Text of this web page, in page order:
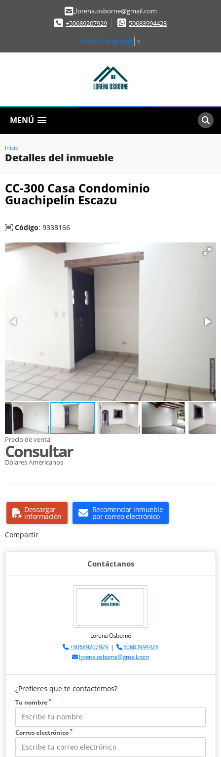
lorena.osborne@gmail.com
+50689207929
50683994428
Select Language ▼
MENÚ
Inicio
Detalles del inmueble
CC-300 Casa Condominio
Guachipelín Escazu
Código: 9338166
Precio de venta
Consultar
Dólares Americanos
Descargar
información
Recomendar inmueble
por correo electrónico
Compartir
Contáctanos
Lorena Osborne
+50689207929|
50683994428
lorena.osborne@gmail.com
¿Prefieres que te contactemos?
Tu nombre *
Correo electrónico *